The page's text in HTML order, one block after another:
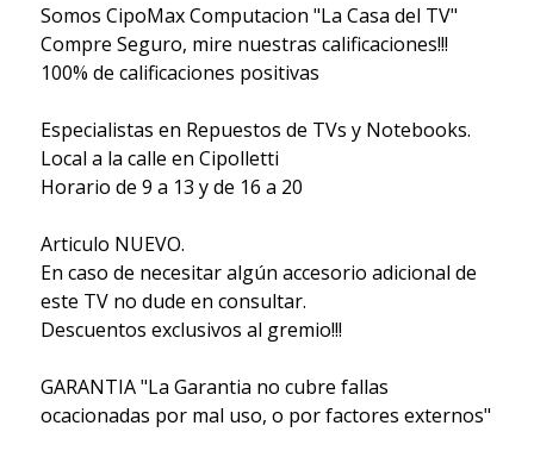
Somos CipoMax Computacion "La Casa del TV"
Compre Seguro, mire nuestras calificaciones!!!
100% de calificaciones positivas
Especialistas en Repuestos de TVs y Notebooks.
Local a la calle en Cipolletti
Horario de 9 a 13 y de 16 a 20
Articulo NUEVO.
En caso de necesitar algún accesorio adicional de
este TV no dude en consultar.
Descuentos exclusivos al gremio!!!
GARANTIA "La Garantia no cubre fallas
ocacionadas por mal uso, o por factores externos"